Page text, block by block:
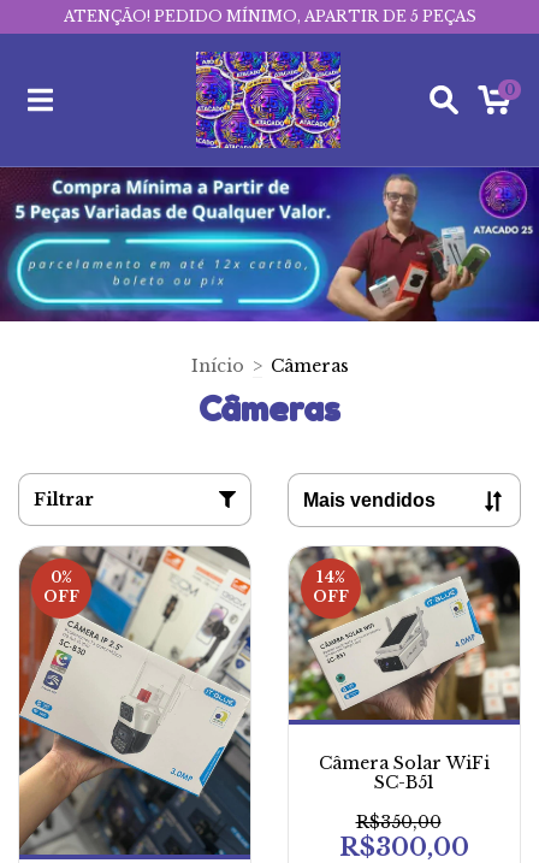
ATENÇÃO! PEDIDO MÍNIMO, APARTIR DE 5 PEÇAS
0
Início > Câmeras
Câmeras
Filtrar
0%
OFF
14%
OFF
Câmera Solar WiFi
SC-B51
R$350,00
R$300,00